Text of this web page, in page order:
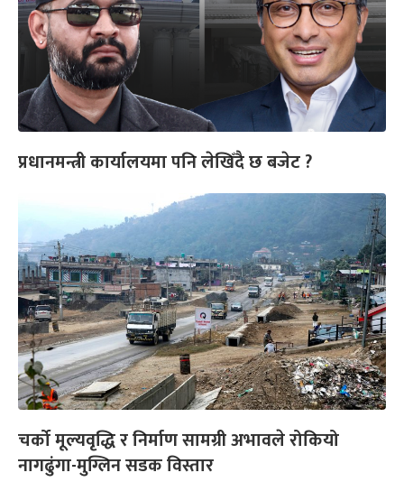
प्रधानमन्त्री कार्यालयमा पनि लेखिँदै छ बजेट ?
चर्को मूल्यवृद्धि र निर्माण सामग्री अभावले रोकियो
नागढुंगा-मुग्लिन सडक विस्तार